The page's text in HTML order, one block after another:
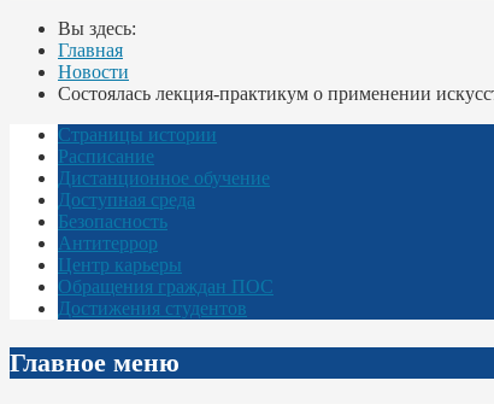
Вы здесь:
Главная
Новости
Состоялась лекция-практикум о применении
Страницы истории
Расписание
Дистанционное обучение
Доступная среда
Безопасность
Антитеррор
Центр карьеры
Обращения граждан ПОС
Достижения студентов
Главное меню